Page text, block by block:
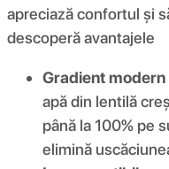
apreciază confortul și
descoperă avantajele
Gradient
apă din lentilă
până la 100% pe
elimină